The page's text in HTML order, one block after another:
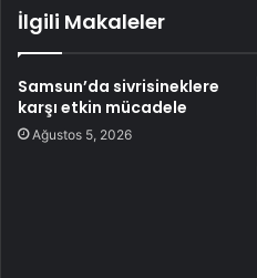
İlgili Makaleler
Samsun’da sivrisineklere
karşı etkin mücadele
Ağustos 5, 2026